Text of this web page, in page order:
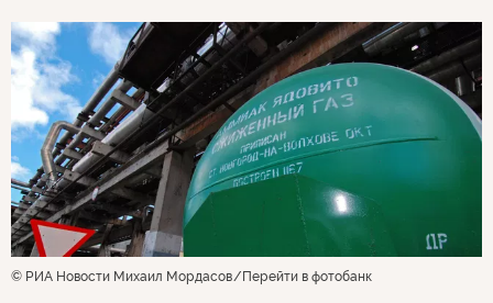
© РИА Новости Михаил Мордасов Перейти в фотобанк